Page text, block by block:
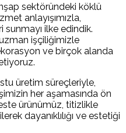
sektöründeki köklü
anlayışımızla,
ilke edindik.
işçiliğimizle
ve birçok alanda
üretim süreçleriyle,
her aşamasında ön
ürünümüz, titizlikle
dayanıklılığı ve estetiği